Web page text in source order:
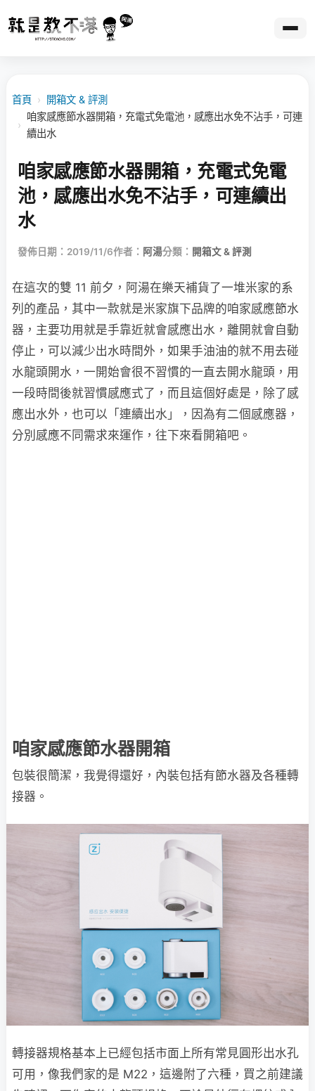
首頁 › 開箱文 & 評測
›
咱家感應節水器開箱，充電式免電池，感應出水免不沾手，可連
續出水
咱家感應節水器開箱，充電式免電
池，感應出水免不沾手，可連續出
水
發佈日期：2019/11/6作者： 阿湯分類： 開箱文 & 評測
在這次的雙 11 前夕，阿湯在樂天補貨了一堆米家的系
列的產品，其中一款就是米家旗下品牌的咱家感應節水
器，主要功用就是手靠近就會感應出水，離開就會自動
停止，可以減少出水時間外，如果手油油的就不用去碰
水龍頭開水，一開始會很不習慣的一直去開水龍頭，用
一段時間後就習慣感應式了，而且這個好處是，除了感
應出水外，也可以「連續出水」，因為有二個感應器，
分別感應不同需求來運作，往下來看開箱吧。
咱家感應節水器開箱
包裝很簡潔，我覺得還好，內裝包括有節水器及各種轉
接器。
轉接器規格基本上已經包括市面上所有常見圓形出水孔
可用，像我們家的是 M22，這邊附了六種，買之前建議